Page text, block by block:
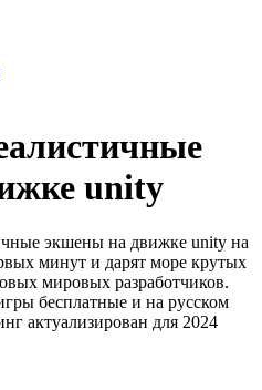
unity
экшены на движке unity на
минут и дарят море крутых
мировых разработчиков.
бесплатные и на русском
актуализирован для 2024